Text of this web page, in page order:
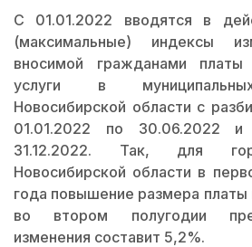
С 01.01.2022 вводятся в
(максимальные) индексы
вносимой гражданами
услуги в
Новосибирской области с
01.01.2022 по 30.06.2022
31.12.2022. Так, для
Новосибирской области в
года повышение размера
во втором полугодии
изменения составит 5,2%.